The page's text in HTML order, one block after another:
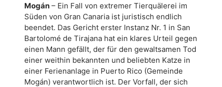
Mogán – Ein Fall von extremer Tierquälerei im
Süden von Gran Canaria ist juristisch endlich
beendet. Das Gericht erster Instanz Nr. 1 in San
Bartolomé de Tirajana hat ein klares Urteil gegen
einen Mann gefällt, der für den gewaltsamen Tod
einer weithin bekannten und beliebten Katze in
einer Ferienanlage in Puerto Rico (Gemeinde
Mogán) verantwortlich ist. Der Vorfall, der sich